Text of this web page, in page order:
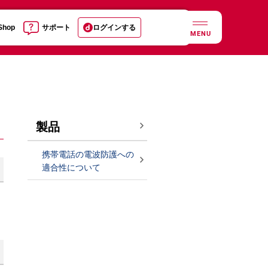
サポート ログインする
MENU
製品
携帯電話の電波防護への
適合性について